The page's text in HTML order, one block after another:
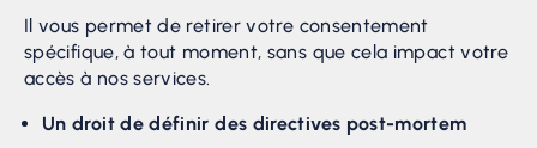
Il vous permet de retirer votre consentement
spécifique, à tout moment, sans que cela impact votre
accès à nos services.
Un droit de définir des directives post-mortem